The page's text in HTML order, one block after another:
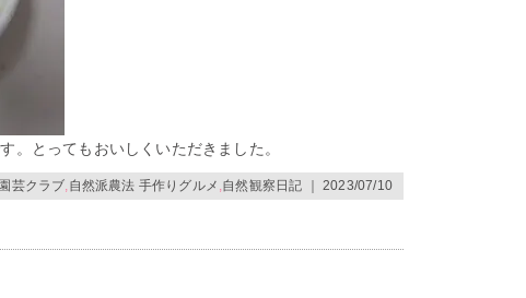
。とってもおいしくいただきました。
園芸クラブ 自然派農法 手作りグルメ 自然観察日記 ｜ 2023/07/10